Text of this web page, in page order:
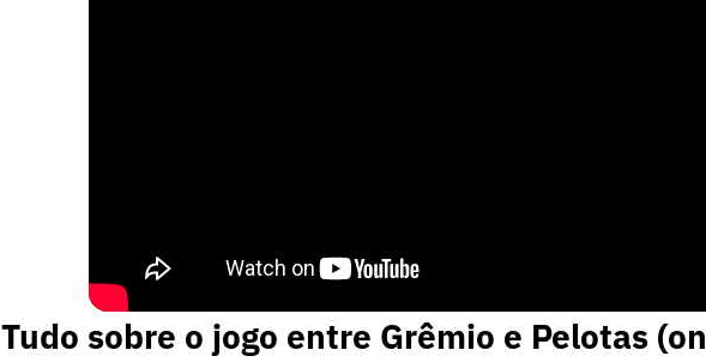
Tudo sobre o jogo entre Grêmio e Pelotas